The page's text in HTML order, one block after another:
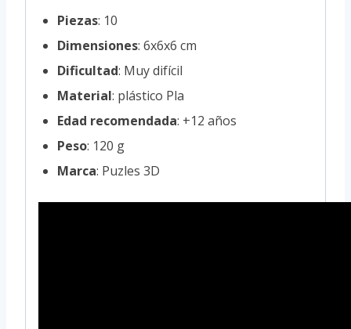
Piezas: 10
Dimensiones: 6x6x6 cm
Dificultad: Muy difícil
Material: plástico Pla
Edad recomendada: +12 años
Peso: 120 g
Marca: Puzles 3D